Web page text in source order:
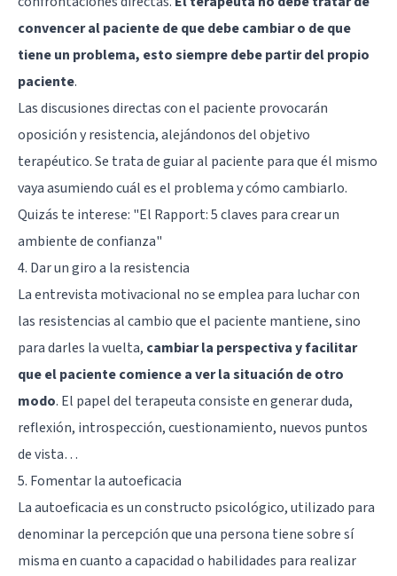
convencer al paciente de que debe cambiar o de que
tiene un problema, esto siempre debe partir del propio
paciente.
Las discusiones directas con el paciente provocarán
oposición y resistencia, alejándonos del objetivo
terapéutico. Se trata de guiar al paciente para que él mismo
vaya asumiendo cuál es el problema y cómo cambiarlo.
Quizás te interese: "El Rapport: 5 claves para crear un
ambiente de confianza"
4. Dar un giro a la resistencia
La entrevista motivacional no se emplea para luchar con
las resistencias al cambio que el paciente mantiene, sino
para darles la vuelta, cambiar la perspectiva y facilitar
que el paciente comience a ver la situación de otro
modo. El papel del terapeuta consiste en generar duda,
reflexión, introspección, cuestionamiento, nuevos puntos
de vista…
5. Fomentar la autoeficacia
La autoeficacia es un constructo psicológico, utilizado para
denominar la percepción que una persona tiene sobre sí
misma en cuanto a capacidad o habilidades para realizar